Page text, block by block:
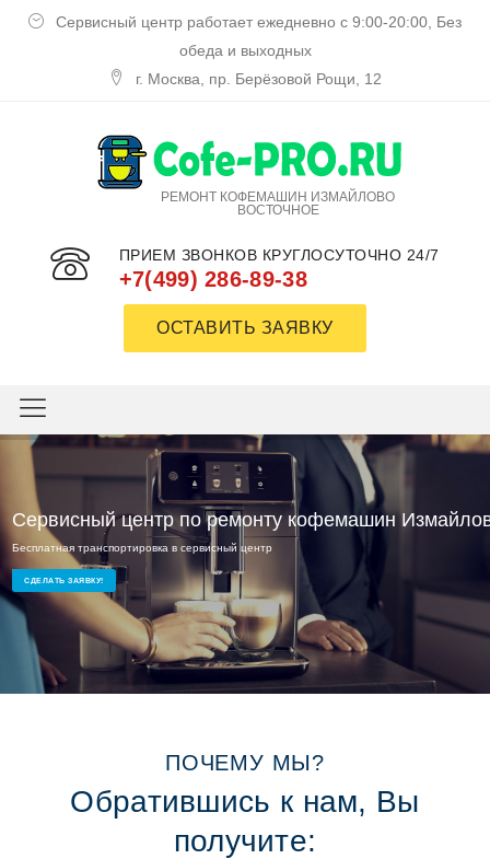
Сервисный центр работает ежедневно с 9:00-20:00, Без
обеда и выходных
г. Москва, пр. Берёзовой Рощи, 12
РЕМОНТ КОФЕМАШИН ИЗМАЙЛОВО
ВОСТОЧНОЕ
ПРИЕМ ЗВОНКОВ КРУГЛОСУТОЧНО 24/7
+7(499) 286-89-38
ОСТАВИТЬ ЗАЯВКУ
Сервисный центр по ремонту кофемашин
Бесплатная транспортировка в сервисный центр
Ремонт кофемашин на дому или в офисе
СДЕЛАТЬ ЗАЯВКУ!
ПОЧЕМУ МЫ?
Обратившись к нам, Вы
получите: